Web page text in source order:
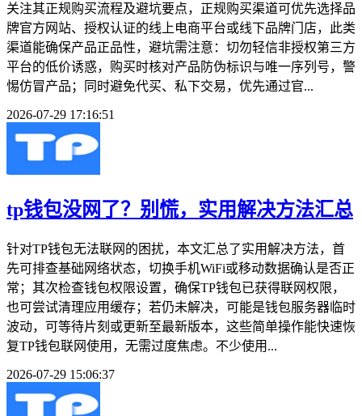
关注其正规购买流程及避坑要点，正规购买渠道可优先选择品
牌官方网站、授权认证的线上电商平台或线下品牌门店，此类
渠道能确保产品正品性，避坑需注意：切勿轻信非授权第三方
平台的低价诱惑，购买时核对产品防伪标识与唯一序列号，警
惕仿冒产品；同时避免代买、私下交易，优先通过官...
2026-07-29 17:16:51
tp钱包没网了？别慌，实用解决方法汇总
针对TP钱包无法联网的困扰，本文汇总了实用解决方法，首
先可排查基础网络状态，切换手机WiFi或移动数据确认是否正
常；其次检查钱包权限设置，确保TP钱包已获得联网权限，
也可尝试清理应用缓存；若仍未解决，可能是钱包服务器临时
波动，可等待片刻或更新至最新版本，这些简单操作能快速恢
复TP钱包联网使用，无需过度焦虑。不少使用...
2026-07-29 15:06:37